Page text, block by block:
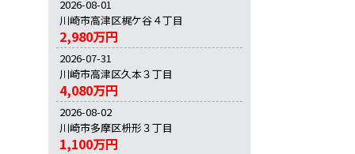
2026-08-01
川崎市高津区梶ケ谷４丁目
2,980万円
2026-07-31
川崎市高津区久本３丁目
4,080万円
2026-08-02
川崎市多摩区枡形３丁目
1,100万円